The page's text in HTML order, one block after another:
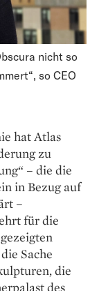
nicht so
so CEO
hat Atlas
zu
– die die
in Bezug auf
–
für die
Sache
die
des